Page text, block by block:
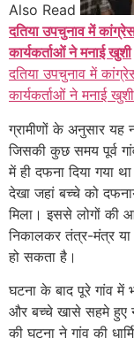
Also Read
दतिया उपचुनाव में
कार्यकर्ताओं ने मनाई खुशी
दतिया उपचुनाव में
कार्यकर्ताओं ने मनाई
ग्रामीणों के अनुसार
जिसकी कुछ समय पूर्व
में ही दफना दिया गया
देखा जहां बच्चे को
मिला। इससे लोगों की
निकालकर तंत्र-मंत्र या
हो सकता है।
घटना के बाद पूरे गांव में
और बच्चे खासे सहमे हुए
की घटना ने गांव की